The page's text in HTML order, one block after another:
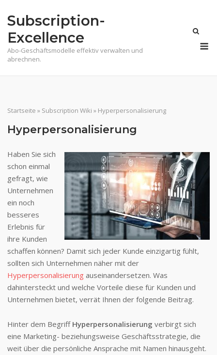
Subscription-
Excellence
Abo-Geschäftsmodelle effektiv verwalten und
abrechnen.
Startseite » Subscription Wiki » Hyperpersonalisierung
Hyperpersonalisierung
Haben Sie sich
schon einmal
gefragt, wie
Unternehmen
ein noch
besseres
Erlebnis für
ihre Kunden
schaffen können? Damit sich jeder Kunde einzigartig fühlt,
sollten sich Unternehmen näher mit der
Hyperpersonalisierung auseinandersetzen. Was
dahintersteckt und welche Vorteile diese für Kunden und
Unternehmen bietet, verrät Ihnen der folgende Beitrag.
Hinter dem Begriff Hyperpersonalisierung verbirgt sich
eine Marketing- beziehungsweise Geschäftsstrategie, die
weit über die persönliche Ansprache mit Namen hinausgeht.